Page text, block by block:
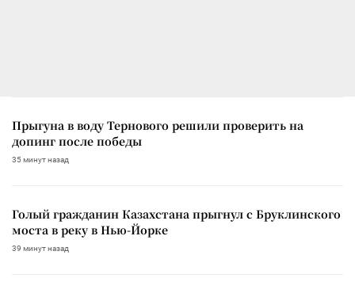
Прыгуна в воду Тернового решили проверить на
допинг после победы
35 минут назад
Голый гражданин Казахстана прыгнул с Бруклинского
моста в реку в Нью-Йорке
39 минут назад